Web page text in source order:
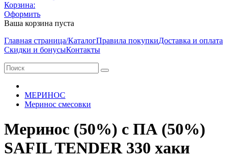
Корзина:
Оформить
Ваша корзина пуста
Главная страница/КаталогПравила покупкиДоставка и оплата
Скидки и бонусыКонтакты
МЕРИНОС
Меринос смесовки
Меринос (50%) с ПА (50%)
SAFIL TENDER 330 хаки